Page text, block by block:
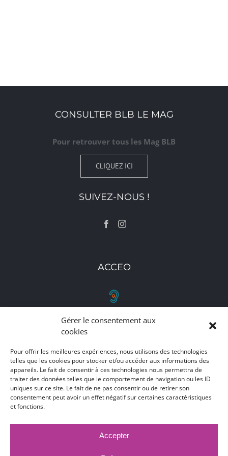
Gérer le consentement aux
cookies
Pour offrir les meilleures expériences, nous utilisons des technologies
telles que les cookies pour stocker et/ou accéder aux informations des
appareils. Le fait de consentir à ces technologies nous permettra de
traiter des données telles que le comportement de navigation ou les ID
uniques sur ce site. Le fait de ne pas consentir ou de retirer son
consentement peut avoir un effet négatif sur certaines caractéristiques
et fonctions.
Accepter
CONSULTER BLB LE MAG
Pour retrouver tous les Mag BLB
CLIQUEZ ICI
SUIVEZ-NOUS !
ACCEO
RETROUVEZ-NOUS
Toutes nos adresses, coordonnées et horaires
d'ouverture
CLIQUEZ ICI